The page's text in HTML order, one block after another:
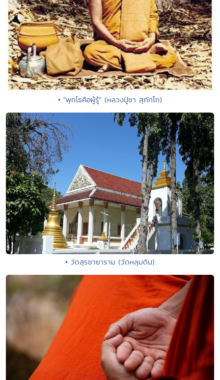
• "พุทโธคือผู้รู้" (หลวงปู่ชา สุภัทโท)
• วัดสุรชายาราม (วัดหลุมดิน)